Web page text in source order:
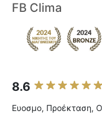
FB Clima
8.6
Ευοσμο, Προέκταση,